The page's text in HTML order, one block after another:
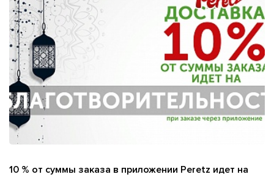
10 % от суммы заказа в приложении Peretz идет на